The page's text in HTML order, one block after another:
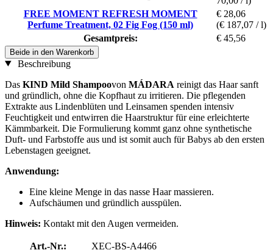
FREE MOMENT REFRESH MOMENT
Perfume Treatment, 02 Fig Fog (150 ml)
€ 28,06
(€ 187,07 / l)
Gesamtpreis:
€ 45,56
Beide in den Warenkorb
Beschreibung
Das KIND Mild Shampoovon MÁDARA reinigt das Haar sanft
und gründlich, ohne die Kopfhaut zu irritieren. Die pflegenden
Extrakte aus Lindenblüten und Leinsamen spenden intensiv
Feuchtigkeit und entwirren die Haarstruktur für eine erleichterte
Kämmbarkeit. Die Formulierung kommt ganz ohne synthetische
Duft- und Farbstoffe aus und ist somit auch für Babys ab den ersten
Lebenstagen geeignet.
Anwendung:
Eine kleine Menge in das nasse Haar massieren.
Aufschäumen und gründlich ausspülen.
Hinweis: Kontakt mit den Augen vermeiden.
Art.-Nr.: XEC-BS-A4466